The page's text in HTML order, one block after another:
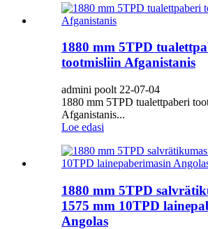
1880 mm 5TPD
tootmisliin Afganistanis
admini poolt 22-07-04
1880 mm 5TPD tualettpaberi
Afganistanis...
Loe edasi
1880 mm 5TPD
1575 mm 10TPD
Angolas